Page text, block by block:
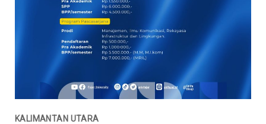
KALIMANTAN UTARA